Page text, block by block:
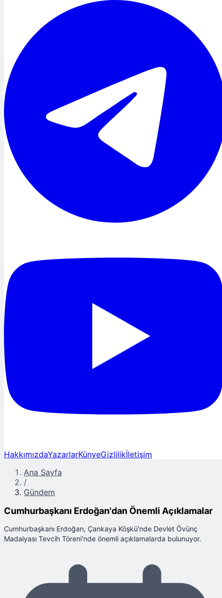
HakkımızdaYazarlarKünyeGizlilikİletişim
Ana Sayfa
/
Gündem
Cumhurbaşkanı Erdoğan'dan Önemli Açıklamalar
Cumhurbaşkanı Erdoğan, Çankaya Köşkü'nde Devlet Övünç
Madalyası Tevcih Töreni'nde önemli açıklamalarda bulunuyor.